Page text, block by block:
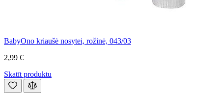
BabyOno kriaušė nosytei, rožinė, 043/03
2,99 €
Skatīt produktu